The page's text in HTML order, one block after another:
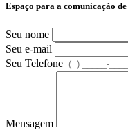
Espaço para a comunicação
Seu nome
Seu e-mail
Seu Telefone
Mensagem